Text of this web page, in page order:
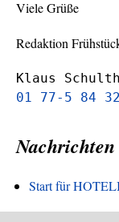
Viele Grüße
Redaktion
Klaus
01 77-5 84
Nachrichten
Start für